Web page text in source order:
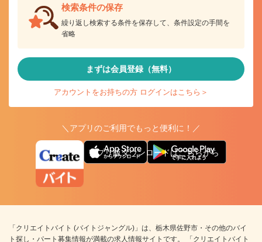
検索条件の保存
繰り返し検索する条件を保存して、条件設定の手間を
省略
まずは会員登録（無料）
アカウントをお持ちの方 ログインはこちら＞
＼アプリのご利用でもっと便利に！／
アプリ版ダウンロードはこちらから
「クリエイトバイト (バイトジャングル)」は、栃木県佐野市・その他のバイ
ト探し・パート募集情報が満載の求人情報サイトです。 「クリエイトバイト